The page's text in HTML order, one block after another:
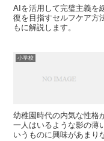
AIを活用して完璧主義を
復を目指すセルフケア方
もに解説します。
小学校
幼稚園時代の内気な性格
一人はいるような影の薄
いうものに興味があまり